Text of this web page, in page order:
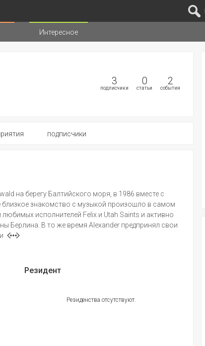
Интересное
3
подписчики
0
статьи
2
события
подписчики
на берегу Балтийского моря, в 1986 вместе с
близкое знакомство с музыкой произошло в самом
исполнителей Felix и Utah Saints и активно
Берлина. В то же время Alexander предпринял свои
Резидент
Резиденства отсутствуют.